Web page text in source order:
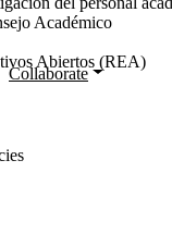
Académico
Abiertos (REA)
Collaborate